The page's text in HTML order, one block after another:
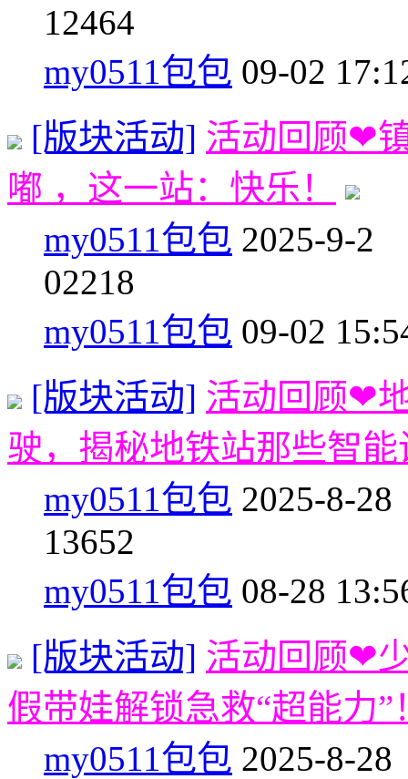
12464
my0511包包 09-02
[版块活动] 活动回顾❤
嘟 ，这一站：快乐！
my0511包包 2025-9-2
02218
my0511包包 09-02
[版块活动] 活动回顾❤
驶，揭秘地铁站那些智能
my0511包包 2025-8-28
13652
my0511包包 08-28
[版块活动] 活动回顾❤
假带娃解锁急救“超能力”
my0511包包 2025-8-28